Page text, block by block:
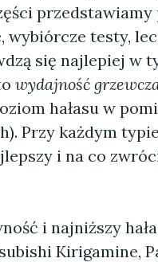
wybiórcze testy,
się najlepiej w
wydajność
hałasu w
Przy każdym
i na co
i najniższy
Kirigamine,